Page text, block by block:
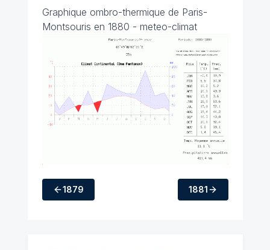
Graphique ombro-thermique de Paris-
Montsouris en 1880 - meteo-climat
1879 1881